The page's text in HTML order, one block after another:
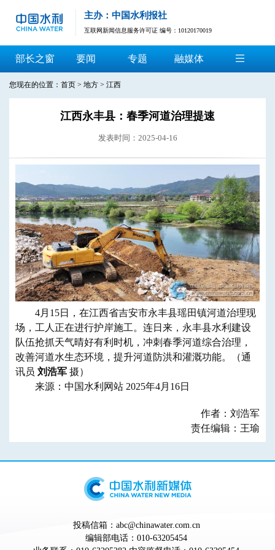
主办：中国水利报社
互联网新闻信息服务许可证 编号：10120170019
部长之窗 要闻 专题 融媒体
您现在的位置： 首页 > 地方 > 江西
江西永丰县：春季河道治理提速
发表时间：2025-04-16
4月15日，在江西省吉安市永丰县瑶田镇河道治理现
场，工人正在进行护岸施工。连日来，永丰县水利建设
队伍抢抓天气晴好有利时机，冲刺春季河道综合治理，
改善河道水生态环境，提升河道防洪和灌溉功能。（通
讯员 刘浩军 摄）
来源：中国水利网站 2025年4月16日
作者：刘浩军
责任编辑：王瑜
投稿信箱：abc@chinawater.com.cn
编辑部电话：010-63205454